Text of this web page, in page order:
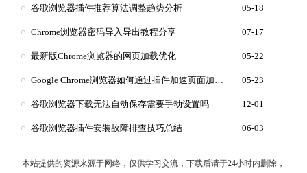
谷歌浏览器插件推荐算法调整趋势分析 05-18
Chrome浏览器密码导入导出教程分享 07-17
最新版Chrome浏览器的网页加载优化 05-22
05-23
谷歌浏览器下载无法自动保存需要手动设置吗 12-01
谷歌浏览器插件安装故障排查技巧总结 06-03
本站提供的资源来源于网络，仅供学习交流，下载后请于24小时内删除，